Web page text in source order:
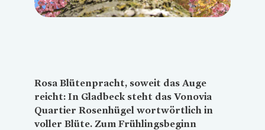
Rosa Blütenpracht, soweit das Auge
reicht: In Gladbeck steht das Vonovia
Quartier Rosenhügel wortwörtlich in
voller Blüte. Zum Frühlingsbeginn